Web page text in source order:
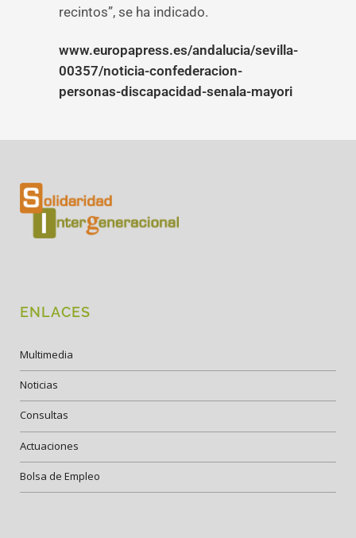
recintos”, se ha indicado.
www.europapress.es/andalucia/sevilla-
00357/noticia-confederacion-
personas-discapacidad-senala-mayori
ENLACES
Multimedia
Noticias
Consultas
Actuaciones
Bolsa de Empleo